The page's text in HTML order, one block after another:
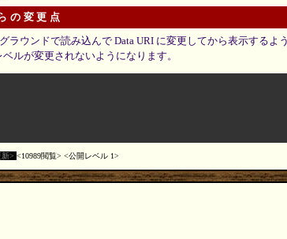
の変更点
ラウンドで読み込んで Data URI に変更してから表示するよ
ルが変更されないようになります。
新 10989閲覧 公開レベル 1